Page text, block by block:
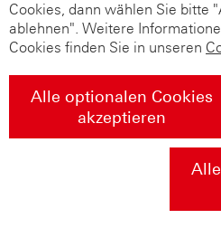
Cookies, dann wählen Sie bitte
ablehnen". Weitere
Cookies finden Sie in unseren
Alle optionalen Cookies
akzeptieren